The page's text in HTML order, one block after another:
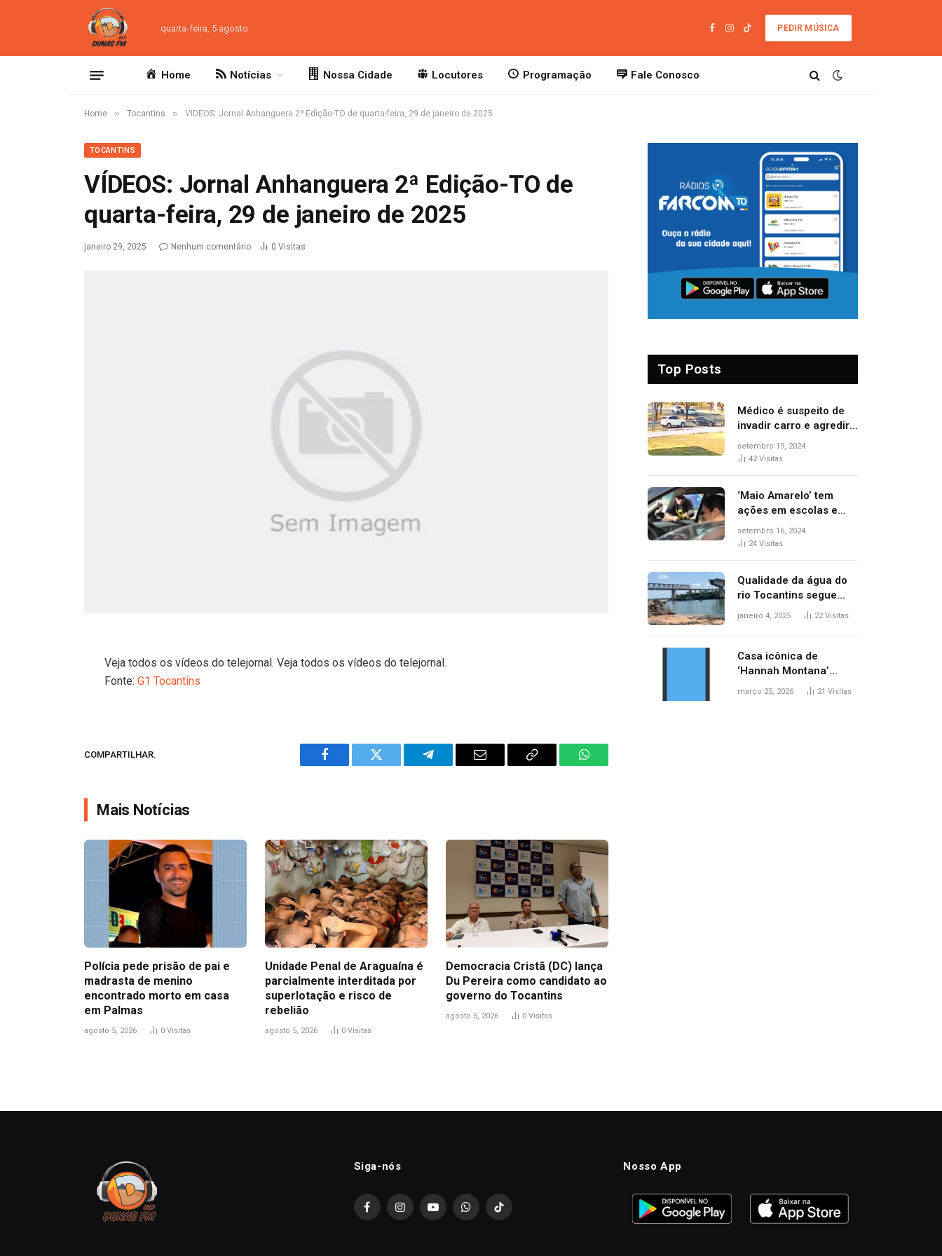
quarta-feira, 5 agosto
Facebook
Instagram
TikTok
PEDIR MÚSICA
Home Notícias Nossa Cidade Locutores Programação Fale Conosco
Home » Tocantins » VÍDEOS: Jornal Anhanguera 2ª Edição-TO de quarta-feira, 29 de janeiro de 2025
TOCANTINS
VÍDEOS: Jornal Anhanguera 2ª Edição-TO de
quarta-feira, 29 de janeiro de 2025
janeiro 29, 2025 Nenhum comentário 0 Visitas
Veja todos os vídeos do telejornal. Veja todos os vídeos do telejornal.
Fonte:G1 Tocantins
COMPARTILHAR.
Facebook Twitter Telegram Email
Copy
WhatsApp
Mais Notícias
Polícia pede prisão de pai e
madrasta de menino
encontrado morto em casa
em Palmas
agosto 5, 2026 0 Visitas
Unidade Penal de Araguaína é
parcialmente interditada por
superlotação e risco de
rebelião
agosto 5, 2026 0 Visitas
Democracia Cristã (DC) lança
Du Pereira como candidato ao
governo do Tocantins
agosto 5, 2026 0 Visitas
Top Posts
Médico é suspeito de
invadir carro e agredir
delegado aposentado
durante confusão no
setembro 19, 2024
42Visitas
‘Maio Amarelo’ tem
ações em escolas e
ruas para prevenir
acidentes no trânsito
setembro 16, 2024
24 Visitas
Qualidade da água do
rio Tocantins segue
sem indicar alterações
afirma ANA
janeiro 4, 2025 22Visitas
Casa icônica de
‘Hannah Montana’
poderá ser alugada por
março 25, 2026 21 Visitas
Siga-nós
FacebookInstagramYouTubeWhatsAppTikTok
Nosso App